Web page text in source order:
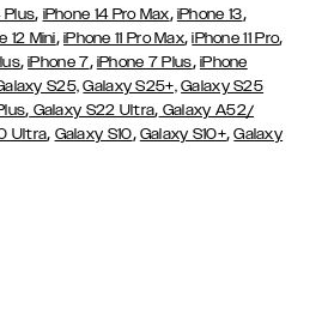
Plus, iPhone 14 Pro Max, iPhone 13,
12 Mini, iPhone 11 Pro Max,iPhone 11 Pro,
,iPhone 7, iPhone 7 Plus, iPhone
S25, Galaxy S25+, Galaxy S25
, Galaxy S22 Ultra, Galaxy A52/
Ultra, Galaxy S10, Galaxy S10+,Galaxy